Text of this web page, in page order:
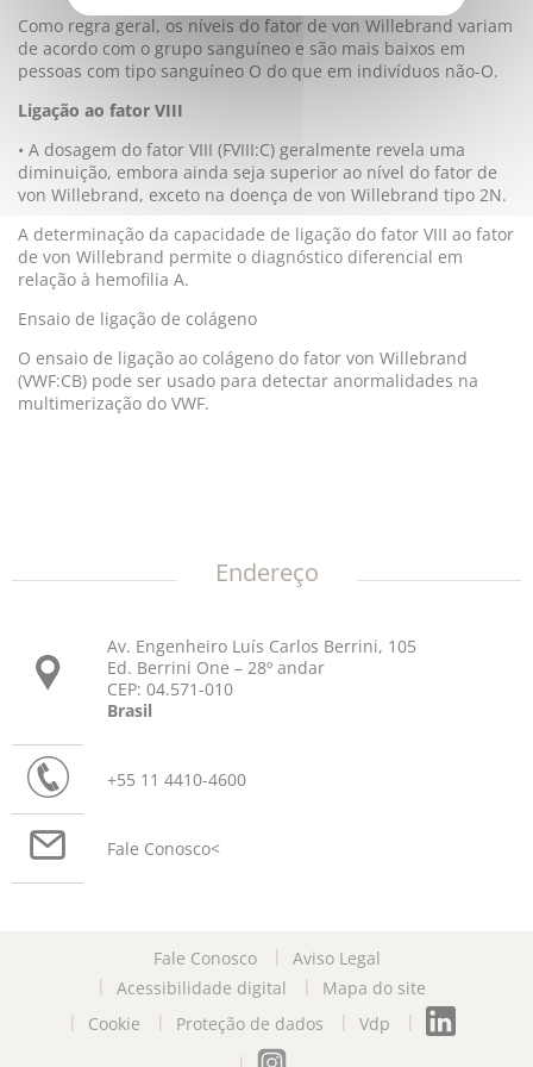
Como regra geral, os níveis do fator de von Willebrand variam
de acordo com o grupo sanguíneo e são mais baixos em
pessoas com tipo sanguíneo O do que em indivíduos não-O.
Ligação ao fator VIII
• A dosagem do fator VIII (FVIII:C) geralmente revela uma
diminuição, embora ainda seja superior ao nível do fator de
von Willebrand, exceto na doença de von Willebrand tipo 2N.
A determinação da capacidade de ligação do fator VIII ao fator
de von Willebrand permite o diagnóstico diferencial em
relação à hemofilia A.
Ensaio de ligação de colágeno
O ensaio de ligação ao colágeno do fator von Willebrand
(VWF:CB) pode ser usado para detectar anormalidades na
multimerização do VWF.
Endereço
Av. Engenheiro Luís Carlos Berrini, 105
Ed. Berrini One – 28º andar
CEP: 04.571-010
Brasil
+55 11 4410-4600
Fale Conosco<
Fale Conosco
Aviso Legal
Acessibilidade digital
Mapa do site
Cookie
Proteção de dados Vdp